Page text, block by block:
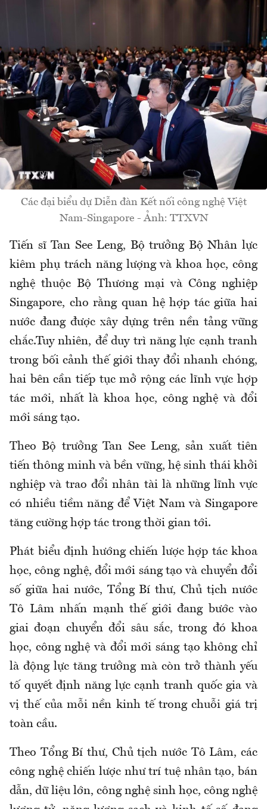
Các đại biểu dự Diễn đàn Kết nối công nghệ Việt
Nam-Singapore - Ảnh: TTXVN
Tiến sĩ Tan See Leng, Bộ trưởng Bộ Nhân lực
kiêm phụ trách năng lượng và khoa học, công
nghệ thuộc Bộ Thương mại và Công nghiệp
Singapore, cho rằng quan hệ hợp tác giữa hai
nước đang được xây dựng trên nền tảng vững
chắc.Tuy nhiên, để duy trì năng lực cạnh tranh
trong bối cảnh thế giới thay đổi nhanh chóng,
hai bên cần tiếp tục mở rộng các lĩnh vực hợp
tác mới, nhất là khoa học, công nghệ và đổi
mới sáng tạo.
Theo Bộ trưởng Tan See Leng, sản xuất tiên
tiến thông minh và bền vững, hệ sinh thái khởi
nghiệp và trao đổi nhân tài là những lĩnh vực
có nhiều tiềm năng để Việt Nam và Singapore
tăng cường hợp tác trong thời gian tới.
Phát biểu định hướng chiến lược hợp tác khoa
học, công nghệ, đổi mới sáng tạo và chuyển đổi
số giữa hai nước, Tổng Bí thư, Chủ tịch nước
Tô Lâm nhấn mạnh thế giới đang bước vào
giai đoạn chuyển đổi sâu sắc, trong đó khoa
học, công nghệ và đổi mới sáng tạo không chỉ
là động lực tăng trưởng mà còn trở thành yếu
tố quyết định năng lực cạnh tranh quốc gia và
vị thế của mỗi nền kinh tế trong chuỗi giá trị
toàn cầu.
Theo Tổng Bí thư, Chủ tịch nước Tô Lâm, các
công nghệ chiến lược như trí tuệ nhân tạo, bán
dẫn, dữ liệu lớn, công nghệ sinh học, công nghệ